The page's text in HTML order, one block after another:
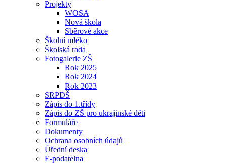
Projekty
WOSA
Nová škola
Sběrové akce
Školní mléko
Školská rada
Fotogalerie ZŠ
Rok 2025
Rok 2024
Rok 2023
SRPDŠ
Zápis do 1.třídy
Zápis do ZŠ pro ukrajinské děti
Formuláře
Dokumenty
Ochrana osobních údajů
Úřední deska
E-podatelna